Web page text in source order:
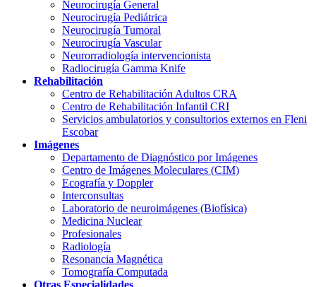
Neurocirugía General
Neurocirugía Pediátrica
Neurocirugía Tumoral
Neurocirugía Vascular
Neurorradiología intervencionista
Radiocirugía Gamma Knife
Rehabilitación
Centro de Rehabilitación Adultos CRA
Centro de Rehabilitación Infantil CRI
Servicios ambulatorios y consultorios externos en Fleni
Escobar
Imágenes
Departamento de Diagnóstico por Imágenes
Centro de Imágenes Moleculares (CIM)
Ecografía y Doppler
Interconsultas
Laboratorio de neuroimágenes (Biofísica)
Medicina Nuclear
Profesionales
Radiología
Resonancia Magnética
Tomografía Computada
Otras Especialidades